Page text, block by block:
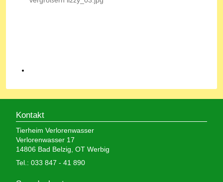
Kontakt
Tierheim Verlorenwasser
Verlorenwasser 17
14806 Bad Belzig, OT Werbig
Tel.: 033 847 - 41 890